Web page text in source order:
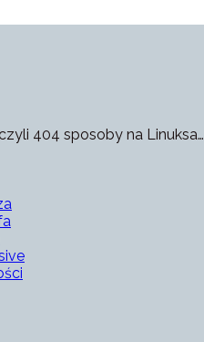
404 sposoby na Linuksa…